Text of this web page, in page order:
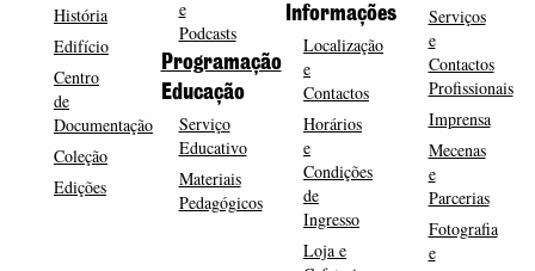
História
Edifício
Centro
de
Documentação
Coleção
Edições
e
Podcasts
Programação
Educação
Serviço
Educativo
Materiais
Pedagógicos
Informações
Localização
e
Contactos
Horários
e
Condições
de
Ingresso
Loja e
Serviços
e
Contactos
Profissionais
Imprensa
Mecenas
e
Parcerias
Fotografia
e